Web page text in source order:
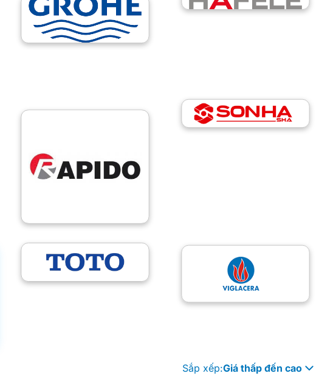
Sắp xếp:Giá thấp đến cao